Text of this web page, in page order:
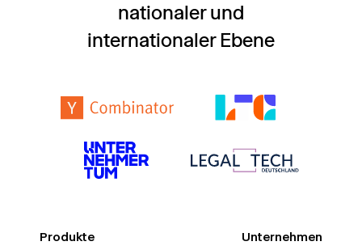
nationaler und
internationaler Ebene
Produkte Unternehmen